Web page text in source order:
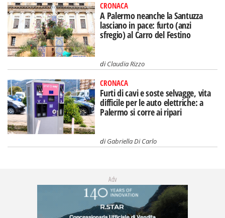
CRONACA
A Palermo neanche la Santuzza
lasciano in pace: furto (anzi
sfregio) al Carro del Festino
diClaudia Rizzo
CRONACA
Furti di cavi e soste selvagge, vita
difficile per le auto elettriche: a
Palermo si corre ai ripari
diGabriella Di Carlo
Adv